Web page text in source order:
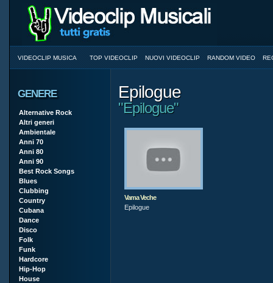
VIDEOCLIP MUSICA TOP VIDEOCLIP NUOVI VIDEOCLIP RANDOM VIDEO
GENERE
Alternative Rock
Altri generi
Ambientale
Anni 70
Anni 80
Anni 90
Best Rock Songs
Blues
Clubbing
Country
Cubana
Dance
Disco
Folk
Funk
Hardcore
Hip-Hop
House
Epilogue
"Epilogue"
Vama Veche
Epilogue